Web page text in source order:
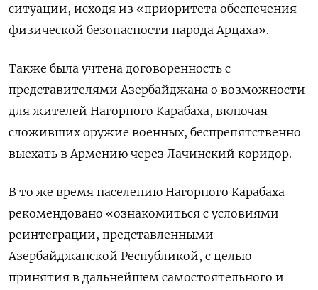
ситуации, исходя из «приоритета обеспечения
физической безопасности народа Арцаха».
Также была учтена договоренность с
представителями Азербайджана о возможности
для жителей Нагорного Карабаха, включая
сложивших оружие военных, беспрепятственно
выехать в Армению через Лачинский коридор.
В то же время населению Нагорного Карабаха
рекомендовано «ознакомиться с условиями
реинтеграции, представленными
Азербайджанской Республикой, с целью
принятия в дальнейшем самостоятельного и